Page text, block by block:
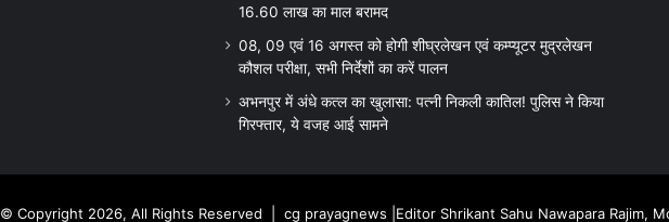
16.60 लाख का माल बरामद
08, 09 एवं 16 अगस्त को होगी शीघ्रलेखन एवं कम्प्यूटर मुद्रलेखन
कौशल परीक्षा, सभी निर्देशों का करें पालन
अभनपुर में अंधे कत्ल का खुलासा: पत्नी निकली कातिल! पुलिस ने किया
गिरफ्तार, ये वजह आई सामने
© Copyright 2026, All Rights Reserved | cg prayagnews |Editor Shrikant Sahu Nawapara Rajim,